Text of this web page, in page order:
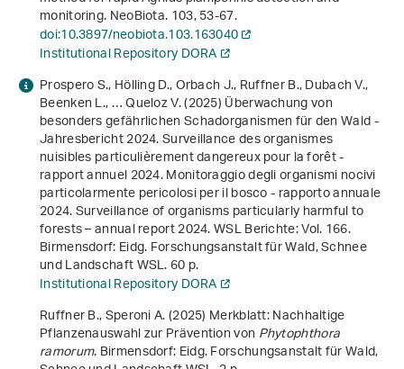
monitoring. NeoBiota.103, 53-67.
doi:10.3897/neobiota.103.163040
Institutional Repository DORA
Prospero S., Hölling D., Orbach J., Ruffner B., Dubach V.,
Beenken L., … Queloz V. (2025)Überwachung von
besonders gefährlichen Schadorganismen für den Wald -
Jahresbericht 2024. Surveillance des organismes
nuisibles particulièrement dangereux pour la forêt -
rapport annuel 2024. Monitoraggio degli organismi nocivi
particolarmente pericolosi per il bosco - rapporto annuale
2024. Surveillance of organisms particularly harmful to
forests – annual report 2024. WSL Berichte: Vol. 166.
Birmensdorf: Eidg. Forschungsanstalt für Wald, Schnee
und Landschaft WSL. 60 p.
Institutional Repository DORA
Ruffner B., Speroni A. (2025)Merkblatt: Nachhaltige
Pflanzenauswahl zur Prävention vonPhytophthora
ramorum. Birmensdorf: Eidg. Forschungsanstalt für Wald,